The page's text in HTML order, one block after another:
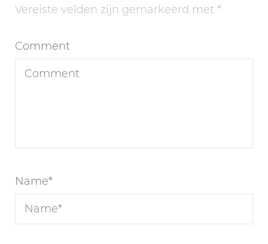
Vereiste velden zijn gemarkeerd met *
Comment
Name*